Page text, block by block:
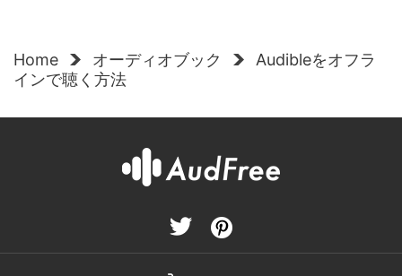
Home オーディオブック
Audibleをオフラ
インで聴く方法